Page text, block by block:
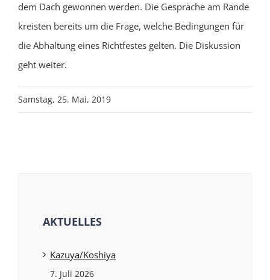
dem Dach gewonnen werden. Die Gespräche am Rande
kreisten bereits um die Frage, welche Bedingungen für
die Abhaltung eines Richtfestes gelten. Die Diskussion
geht weiter.
Samstag, 25. Mai, 2019
AKTUELLES
Kazuya/Koshiya
7. Juli 2026